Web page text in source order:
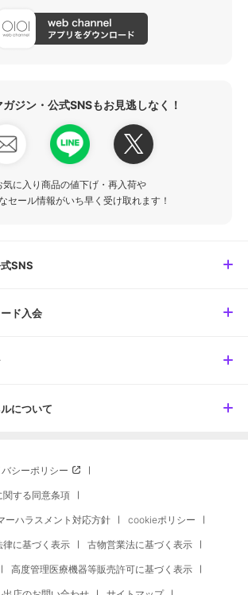
ガジン・公式SNSもお見逃しなく！
気に入り商品の値下げ・再入荷や
セール情報がいち早く受け取れます！
SNS
ド入会
について
シーポリシー
する同意条項
ーハラスメント対応方針 cookieポリシー
に基づく表示 古物営業法に基づく表示
高度管理医療機器等販売許可に基づく表示